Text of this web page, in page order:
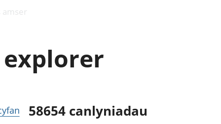
Llwodraeth, y sector
cyhoeddus a threthi
Cynnyrch Domestig
Gros
Mynegeion
amser
explorer
58654 canlyniadau